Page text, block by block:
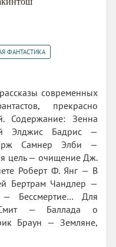
ФАНТАСТИКА
современных
прекрасно
Содержание: Зенна
Элджис Бадрис —
Самнер Элби —
цель — очищение Дж.
Роберт Ф. Янг — В
Бертрам Чандлер —
Бессмертие… Для
Смит — Баллада о
Браун — Земляне,